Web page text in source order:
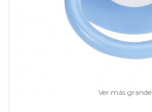
Ver más grande